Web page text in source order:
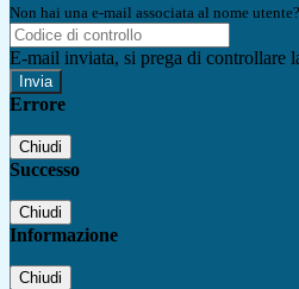
Non hai una e-mail associata al nome
E-mail inviata, si prega di controllare
Errore
Chiudi
Successo
Chiudi
Informazione
Chiudi